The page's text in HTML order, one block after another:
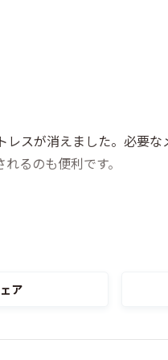
スが消えました。必要
るのも便利です。
ア